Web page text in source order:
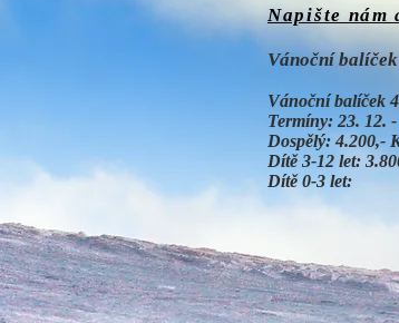
Napište nám
Vánoční
Vánoční balíček
Termíny: 23. 12.
Dospělý: 4.200,-
Dítě 3-12 let:
Dítě 0-3 let: 0